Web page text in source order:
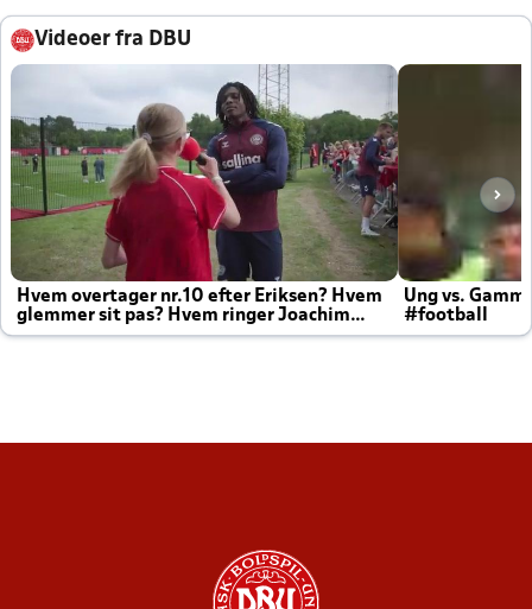
Videoer fra DBU
Hvem overtager nr.10 efter Eriksen? Hvem
glemmer sit pas? Hvem ringer Joachim
altid til efter kampe?
Ung vs.
#football